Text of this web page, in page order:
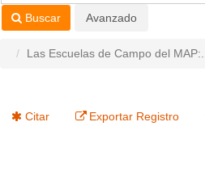
Buscar Avanzado
Las Escuelas de Campo del MAP:...
Citar Exportar Registro